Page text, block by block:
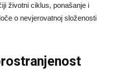
životni ciklus, ponašanje i
o nevjerovatnoj složenosti